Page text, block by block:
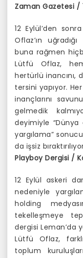
Zaman Gazetesi /
12 Eylül’den
Oflaz’ın
buna rağmen
Lütfü Oflaz,
hertürlü
tersini yapıyor.
inançlarını
gelmedik
deyimiyle
yargılama”
da işsiz
Playboy Dergisi /
12 Eylül askeri
nedeniyle
holding
tekelleşmeye
dergisi Leman’da
Lütfü Oflaz,
toplum